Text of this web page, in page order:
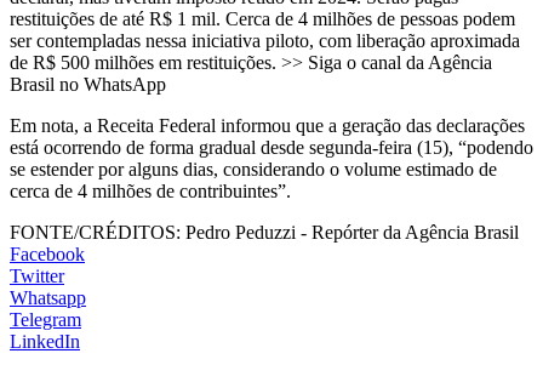
restituições de até R$ 1 mil. Cerca de 4 milhões de pessoas podem
ser contempladas nessa iniciativa piloto, com liberação aproximada
de R$ 500 milhões em restituições. >> Siga o canal da Agência
Brasil no WhatsApp
Em nota, a Receita Federal informou que a geração das declarações
está ocorrendo de forma gradual desde segunda-feira (15), “podendo
se estender por alguns dias, considerando o volume estimado de
cerca de 4 milhões de contribuintes”.
FONTE/CRÉDITOS: Pedro Peduzzi - Repórter da Agência Brasil
Facebook
Twitter
Whatsapp
Telegram
LinkedIn